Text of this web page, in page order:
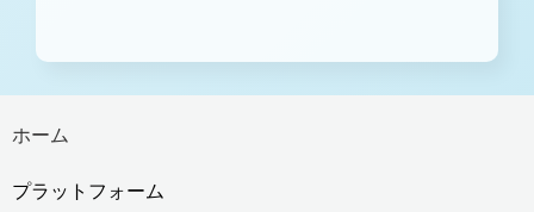
ホーム
プラットフォーム